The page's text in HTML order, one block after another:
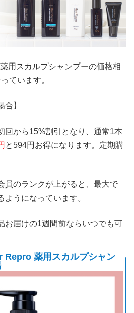
用スカルプシャンプーの価格相
ています。
合】
回から15%割引となり、通常1本
と594円お得になります。定期購
員のランクが上がると、最大で
うになっています。
お届けの1週間前ならいつでも可
Repro 薬用スカルプシャン